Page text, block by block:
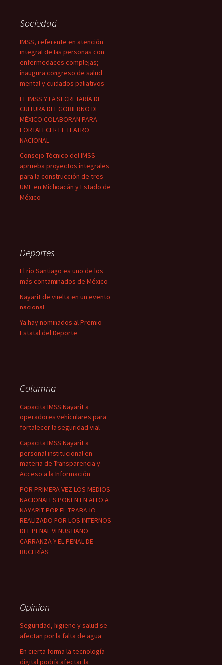
Sociedad
IMSS, referente en atención
integral de las personas con
enfermedades complejas;
inaugura congreso de salud
mental y cuidados paliativos
EL IMSS Y LA SECRETARÍA DE
CULTURA DEL GOBIERNO DE
MÉXICO COLABORAN PARA
FORTALECER EL TEATRO
NACIONAL
Consejo Técnico del IMSS
aprueba proyectos integrales
para la construcción de tres
UMF en Michoacán y Estado de
México
Deportes
El río Santiago es uno de los
más contaminados de México
Nayarit de vuelta en un evento
nacional
Ya hay nominados al Premio
Estatal del Deporte
Columna
Capacita IMSS Nayarit a
operadores vehiculares para
fortalecer la seguridad vial
Capacita IMSS Nayarit a
personal institucional en
materia de Transparencia y
Acceso a la Información
POR PRIMERA VEZ LOS MEDIOS
NACIONALES PONEN EN ALTO A
NAYARIT POR EL TRABAJO
REALIZADO POR LOS INTERNOS
DEL PENAL VENUSTIANO
CARRANZA Y EL PENAL DE
BUCERÍAS
Opinion
Seguridad, higiene y salud se
afectan por la falta de agua
En cierta forma la tecnología
digital podría afectar la